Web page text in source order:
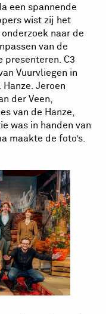
een spannende
wist zij het
naar de
van de
presenteren. C3
Vuurvliegen in
Jeroen
der Veen,
van de Hanze,
was in handen van
maakte de foto’s.